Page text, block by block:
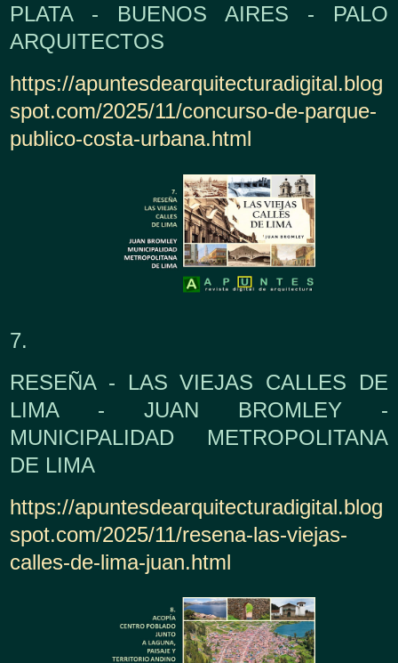
PLATA - BUENOS AIRES - PALO
ARQUITECTOS
https://apuntesdearquitecturadigital.blog
spot.com/2025/11/concurso-de-parque-
publico-costa-urbana.html
7.
RESEÑA - LAS VIEJAS CALLES DE
LIMA - JUAN BROMLEY -
MUNICIPALIDAD METROPOLITANA
DE LIMA
https://apuntesdearquitecturadigital.blog
spot.com/2025/11/resena-las-viejas-
calles-de-lima-juan.html